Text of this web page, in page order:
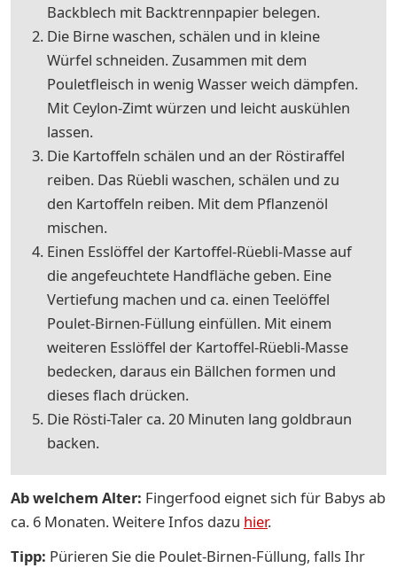
Backblech mit Backtrennpapier belegen.
Die Birne waschen, schälen und in kleine
Würfel schneiden. Zusammen mit dem
Pouletfleisch in wenig Wasser weich dämpfen.
Mit Ceylon-Zimt würzen und leicht auskühlen
lassen.
Die Kartoffeln schälen und an der Röstiraffel
reiben. Das Rüebli waschen, schälen und zu
den Kartoffeln reiben. Mit dem Pflanzenöl
mischen.
Einen Esslöffel der Kartoffel-Rüebli-Masse auf
die angefeuchtete Handfläche geben. Eine
Vertiefung machen und ca. einen Teelöffel
Poulet-Birnen-Füllung einfüllen. Mit einem
weiteren Esslöffel der Kartoffel-Rüebli-Masse
bedecken, daraus ein Bällchen formen und
dieses flach drücken.
Die Rösti-Taler ca. 20 Minuten lang goldbraun
backen.
Ab welchem Alter: Fingerfood eignet sich für Babys ab
ca. 6 Monaten. Weitere Infos dazu hier.
Tipp: Pürieren Sie die Poulet-Birnen-Füllung, falls Ihr